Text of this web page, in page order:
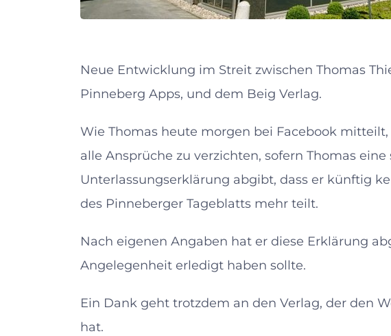
Neue Entwicklung im Streit zwischen Thomas
Pinneberg Apps, und dem Beig Verlag.
Wie Thomas heute morgen bei Facebook
alle Ansprüche zu verzichten, sofern Thomas
Unterlassungserklärung abgibt, dass er künftig
des Pinneberger Tageblatts mehr teilt.
Nach eigenen Angaben hat er diese Erklärung
Angelegenheit erledigt haben sollte.
Ein Dank geht trotzdem an den Verlag, der den
hat.